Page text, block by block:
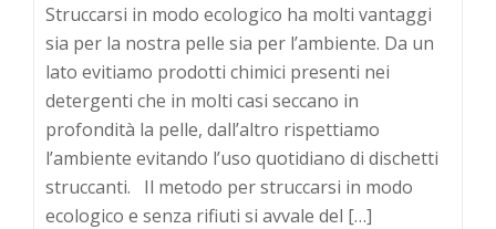
Struccarsi in modo ecologico ha molti vantaggi
sia per la nostra pelle sia per l’ambiente. Da un
lato evitiamo prodotti chimici presenti nei
detergenti che in molti casi seccano in
profondità la pelle, dall’altro rispettiamo
l’ambiente evitando l’uso quotidiano di dischetti
struccanti. Il metodo per struccarsi in modo
ecologico e senza rifiuti si avvale del […]